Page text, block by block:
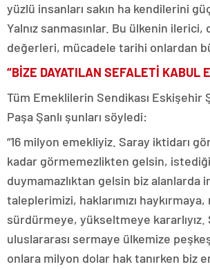
yüzlü insanları sakın ha kendilerini
Yalnız sanmasınlar. Bu ülkenin ilerici,
değerleri, mücadele tarihi onlardan
“BİZE DAYATILAN SEFALETİ KABUL
Tüm Emeklilerin Sendikası Eskişehir
Paşa Şanlı şunları söyledi:
“16 milyon emekliyiz. Saray iktidarı
kadar görmemezlikten gelsin,
duymamazlıktan gelsin biz alanlarda
taleplerimizi, haklarımızı
sürdürmeye, yükseltmeye kararlıyız.
uluslararası sermaye ülkemize
onlara milyon dolar hak tanırken biz